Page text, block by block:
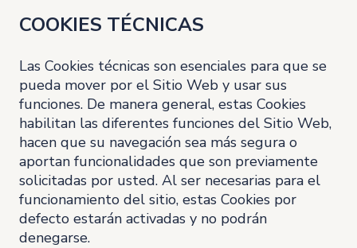
COOKIES TÉCNICAS
Las Cookies técnicas son esenciales para que se
pueda mover por el Sitio Web y usar sus
funciones. De manera general, estas Cookies
habilitan las diferentes funciones del Sitio Web,
hacen que su navegación sea más segura o
aportan funcionalidades que son previamente
solicitadas por usted. Al ser necesarias para el
funcionamiento del sitio, estas Cookies por
defecto estarán activadas y no podrán
denegarse.